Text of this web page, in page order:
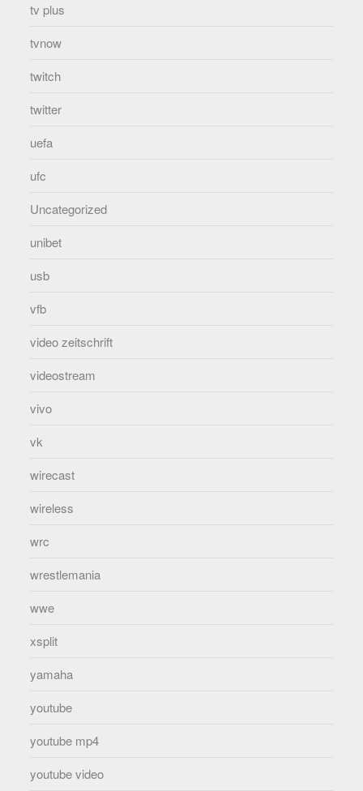
tv plus
tvnow
twitch
twitter
uefa
ufc
Uncategorized
unibet
usb
vfb
video zeitschrift
videostream
vivo
vk
wirecast
wireless
wrc
wrestlemania
wwe
xsplit
yamaha
youtube
youtube mp4
youtube video